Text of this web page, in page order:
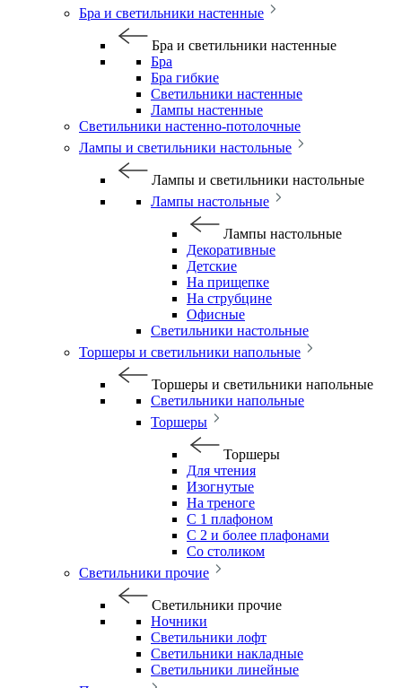
Бра и светильники настенные
Бра и светильники настенные
Бра
Бра гибкие
Светильники настенные
Лампы настенные
Светильники настенно-потолочные
Лампы и светильники настольные
Лампы и светильники настольные
Лампы настольные
Лампы настольные
Декоративные
Детские
На прищепке
На струбцине
Офисные
Светильники настольные
Торшеры и светильники напольные
Торшеры и светильники напольные
Светильники напольные
Торшеры
Торшеры
Для чтения
Изогнутые
На треноге
С 1 плафоном
С 2 и более плафонами
Со столиком
Светильники прочие
Светильники прочие
Ночники
Светильники лофт
Светильники накладные
Светильники линейные